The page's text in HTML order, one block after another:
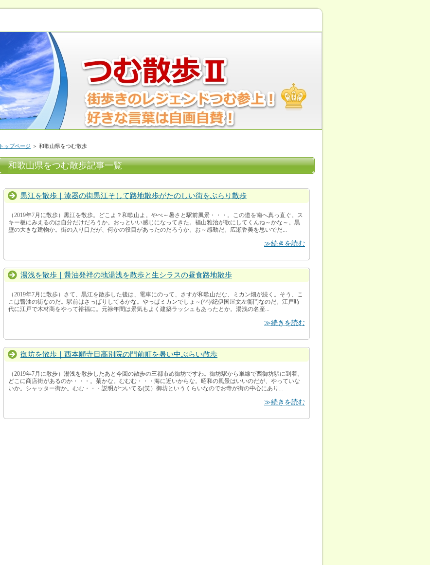
トップページ ＞ 和歌山県をつむ散歩
和歌山県をつむ散歩記事一覧
黒江を散歩｜漆器の街黒江そして路地散歩がたのしい街をぶらり散歩
（2019年7月に散歩）黒江を散歩。どこよ？和歌山よ。やべ～暑さと駅前風景・・・。この道を南へ真っ直ぐ。ス
キー板にみえるのは自分だけだろうか。おっといい感じになってきた。福山雅治が歌にしてくんね～かな～。黒
壁の大きな建物か。街の入り口だが、何かの役目があったのだろうか。お～感動だ。広瀬香美を思いでだ...
≫続きを読む
湯浅を散歩｜醤油発祥の地湯浅を散歩と生シラスの昼食路地散歩
（2019年7月に散歩）さて、黒江を散歩した後は、電車にのって、さすが和歌山だな、ミカン畑が続く。そう、こ
こは醤油の街なのだ。駅前はさっぱりしてるかな。やっぱミカンでしょ～(^^)/紀伊国屋文左衛門なのだ。江戸時
代に江戸で木材商をやって裕福に。元禄年間は景気もよく建築ラッシュもあったとか。湯浅の名産...
≫続きを読む
御坊を散歩｜西本願寺日高別院の門前町を暑い中ぶらい散歩
（2019年7月に散歩）湯浅を散歩したあと今回の散歩の三都市め御坊ですわ。御坊駅から単線で西御坊駅に到着。
どこに商店街があるのか・・・。菊かな。むむむ・・・海に近いからな。昭和の風景はいいのだが、やっていな
いか。シャッター街か。むむ・・・説明がついてる(笑）御坊というくらいなのでお寺が街の中心にあり...
≫続きを読む